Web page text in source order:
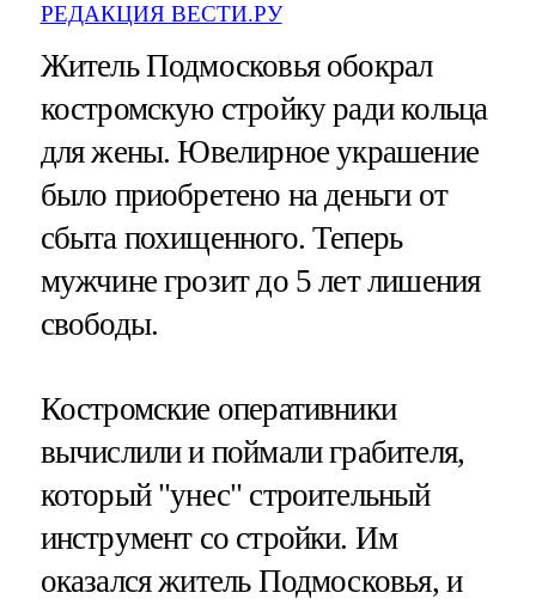
РЕДАКЦИЯ ВЕСТИ.РУ
Житель Подмосковья обокрал
костромскую стройку ради кольца
для жены. Ювелирное украшение
было приобретено на деньги от
сбыта похищенного. Теперь
мужчине грозит до 5 лет лишения
свободы.
Костромские оперативники
вычислили и поймали грабителя,
который "унес" строительный
инструмент со стройки. Им
оказался житель Подмосковья, и